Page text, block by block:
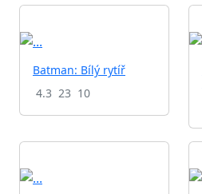
Batman: Bílý rytíř
4.3 23 10